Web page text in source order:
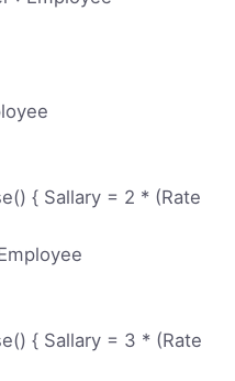
{ Sallary = 2 * (Rate
{ Sallary = 3 * (Rate